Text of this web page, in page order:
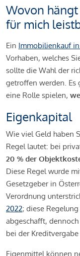
Wovon
für mich
Ein Immobilienkauf
Vorhaben, welches
sollte die Wahl der
getroffen werden. Es
eine Rolle spielen,
Eigenkapital
Wie viel Geld haben
Regel lautet: bei
20 % der
Diese Regel wurde
Gesetzgeber in
Verordnung
2022; diese
abgeschafft,
bei der
Eigenmittel können